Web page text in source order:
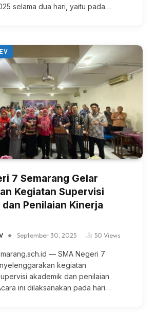
selama dua hari, yaitu pada…
7 Semarang Gelar
Kegiatan Supervisi
Penilaian Kinerja
September 30, 2025 50 Views
— SMA Negeri 7
kegiatan
akademik dan penilaian
ini dilaksanakan pada hari…